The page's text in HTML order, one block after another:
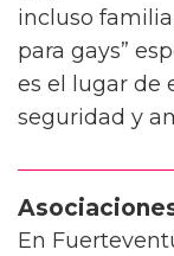
incluso
para gays”
es el lugar de
seguridad y
En